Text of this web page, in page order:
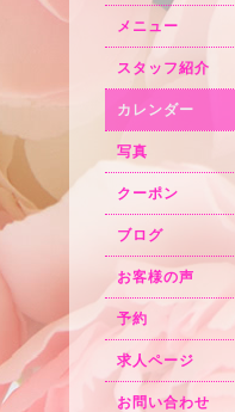
メニュー
スタッフ紹介
カレンダー
写真
クーポン
ブログ
お客様の声
予約
求人ページ
お問い合わせ